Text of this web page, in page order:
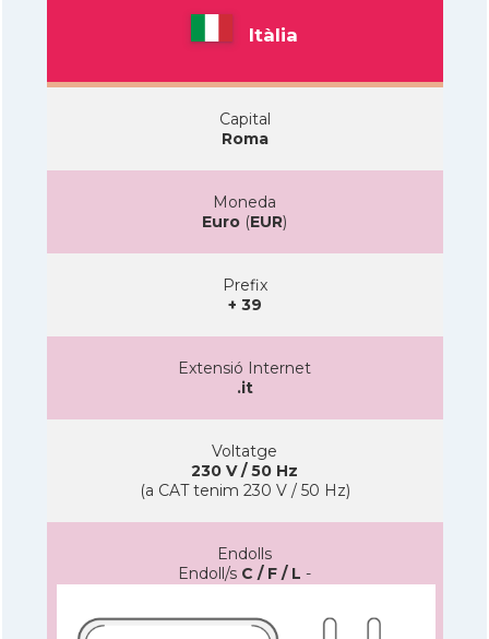
Itàlia
Capital
Roma
Moneda
Euro (EUR)
Prefix
+ 39
Extensió Internet
.it
Voltatge
230 V / 50 Hz
(a CAT tenim 230 V / 50 Hz)
Endolls
Endoll/s C / F / L -